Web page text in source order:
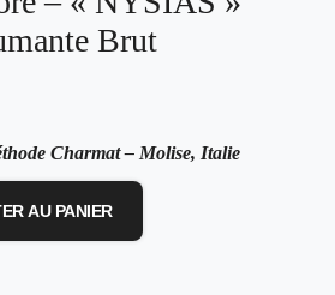
Brut
Charmat – Molise, Italie
AU PANIER